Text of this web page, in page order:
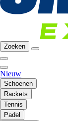
Zoeken
Nieuw
Schoenen
Rackets
Tennis
Padel